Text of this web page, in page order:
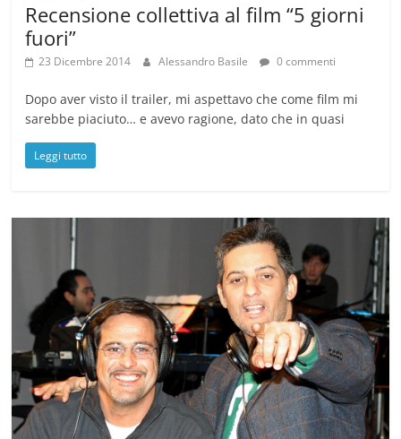
Recensione collettiva al film “5 giorni
fuori”
23 Dicembre 2014 Alessandro Basile 0 commenti
Dopo aver visto il trailer, mi aspettavo che come film mi
sarebbe piaciuto… e avevo ragione, dato che in quasi
Leggi tutto